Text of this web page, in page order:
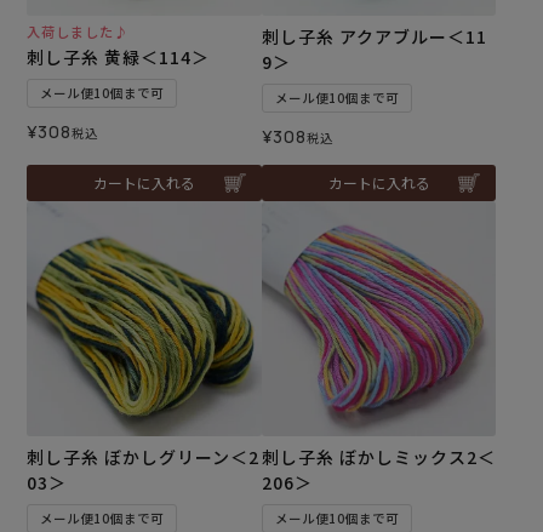
入荷しました♪
刺し子糸 黄緑＜114＞
メール便10個まで可
¥308税込
カートに入れる
刺し子糸 アクアブルー＜11
9＞
メール便10個まで可
¥308税込
カートに入れる
刺し子糸 ぼかしグリーン＜2
03＞
メール便10個まで可
刺し子糸 ぼかしミックス2＜
206＞
メール便10個まで可